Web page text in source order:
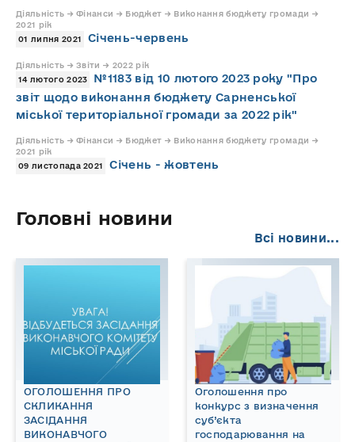
Діяльність → Фінанси → Бюджет → Виконання бюджету громади →
2021 рік
01 липня 2021
Січень-червень
Діяльність → Звіти → 2022 рік
14 лютого 2023
№1183 від 10 лютого 2023 року "Про
звіт щодо виконання бюджету Сарненської
міської територіальної громади за 2022 рік"
Діяльність → Фінанси → Бюджет → Виконання бюджету громади →
2021 рік
09 листопада 2021
Січень - жовтень
Головні новини
Всі новини...
ОГОЛОШЕННЯ ПРО
СКЛИКАННЯ
ЗАСІДАННЯ
ВИКОНАВЧОГО
Оголошення про
конкурс з визначення
суб’єкта
господарювання на